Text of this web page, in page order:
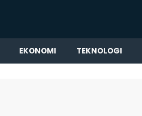
EKONOMI TEKNOLOGI